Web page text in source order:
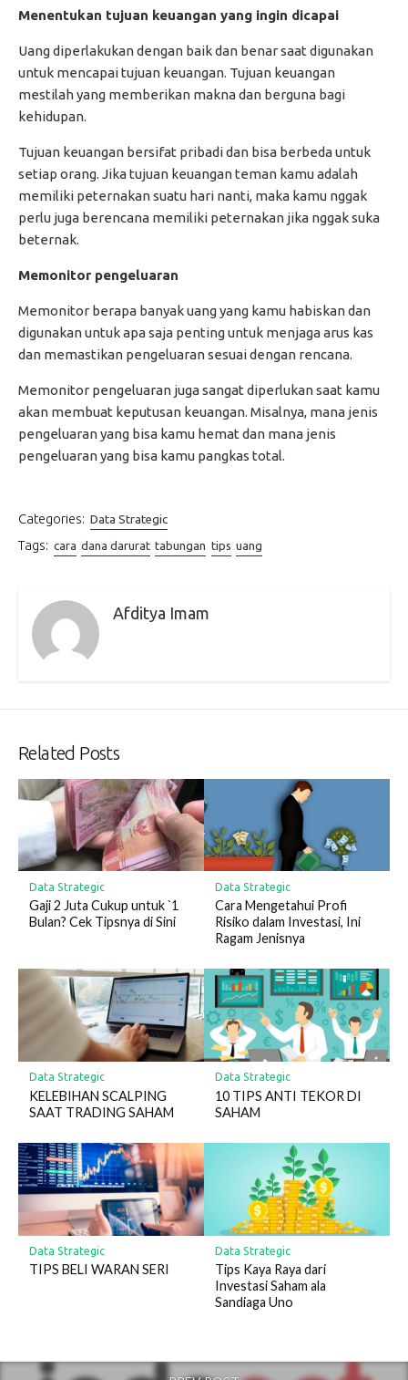
Menentukan tujuan keuangan yang ingin dicapai
Uang diperlakukan dengan baik dan benar saat digunakan
untuk mencapai tujuan keuangan. Tujuan keuangan
mestilah yang memberikan makna dan berguna bagi
kehidupan.
Tujuan keuangan bersifat pribadi dan bisa berbeda untuk
setiap orang. Jika tujuan keuangan teman kamu adalah
memiliki peternakan suatu hari nanti, maka kamu nggak
perlu juga berencana memiliki peternakan jika nggak suka
beternak.
Memonitor pengeluaran
Memonitor berapa banyak uang yang kamu habiskan dan
digunakan untuk apa saja penting untuk menjaga arus kas
dan memastikan pengeluaran sesuai dengan rencana.
Memonitor pengeluaran juga sangat diperlukan saat kamu
akan membuat keputusan keuangan. Misalnya, mana jenis
pengeluaran yang bisa kamu hemat dan mana jenis
pengeluaran yang bisa kamu pangkas total.
Categories: Data Strategic
Tags: cara dana darurat tabungan tips uang
Afditya Imam
Related Posts
Data Strategic
Gaji 2 Juta Cukup untuk `1
Bulan? Cek Tipsnya di Sini
Data Strategic
Cara Mengetahui Profi
Risiko dalam Investasi, Ini
Ragam Jenisnya
Data Strategic
KELEBIHAN SCALPING
SAAT TRADING SAHAM
Data Strategic
10 TIPS ANTI TEKOR DI
SAHAM
Data Strategic
TIPS BELI WARAN SERI
Data Strategic
Tips Kaya Raya dari
Investasi Saham ala
Sandiaga Uno